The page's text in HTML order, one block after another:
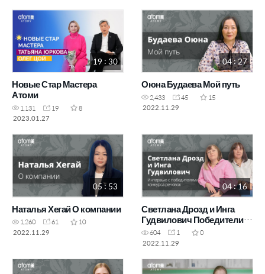
19 : 30
Новые Стар Мастера
Атоми
1,131 19
8
2023.01.27
04 : 27
Оюна Будаева Мой путь
2,433 45
15
2022.11.29
05 : 53
Наталья Хегай О компании
1,260 61
10
2022.11.29
04 : 16
Светлана Дрозд и Инга
Гудвилович Победители
конкурса кричалок
604 1
0
2022.11.29